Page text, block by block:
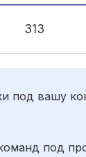
313
под вашу
под